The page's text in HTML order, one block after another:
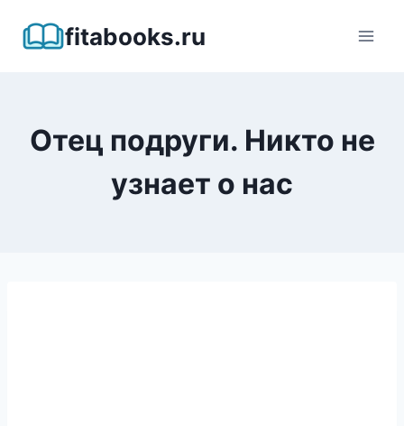
fitabooks.ru
Отец подруги. Никто не
узнает о нас